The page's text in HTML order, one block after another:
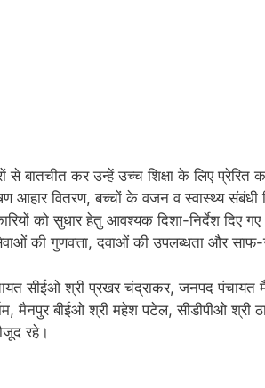
से बातचीत कर उन्हें उच्च शिक्षा के लिए
आहार वितरण, बच्चों के वजन व स्वास्थ्य
को सुधार हेतु आवश्यक दिशा-निर्देश दिए
की गुणवत्ता, दवाओं की उपलब्धता और
सीईओ श्री प्रखर चंद्राकर, जनपद पंचायत
मैनपुर बीईओ श्री महेश पटेल, सीडीपीओ श्री
रहे।